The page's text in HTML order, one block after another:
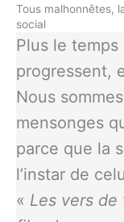
Tous malhonnêtes,
social
Plus le temps
progressent,
Nous
mensonges
parce que la
l’instar de
« Les vers